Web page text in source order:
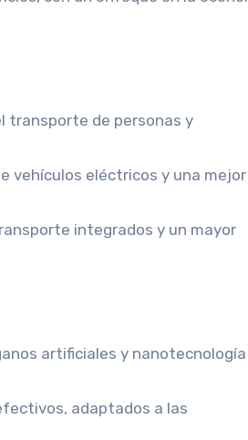
transporte de personas y
vehículos eléctricos y una mejor
integrados y un mayor
artificiales y nanotecnología
adaptados a las